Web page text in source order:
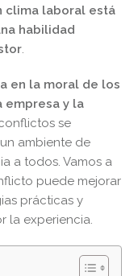
clima laboral está
habilidad
.
en la moral de los
empresa y la
se
ambiente de
a todos. Vamos a
puede mejorar
prácticas y
la experiencia.